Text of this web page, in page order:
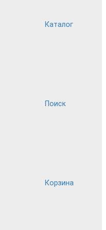
Каталог
Поиск
Корзина